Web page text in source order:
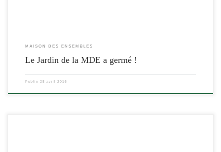
MAISON DES ENSEMBLES
Le Jardin de la MDE a germé !
Publié 28 avril 2016